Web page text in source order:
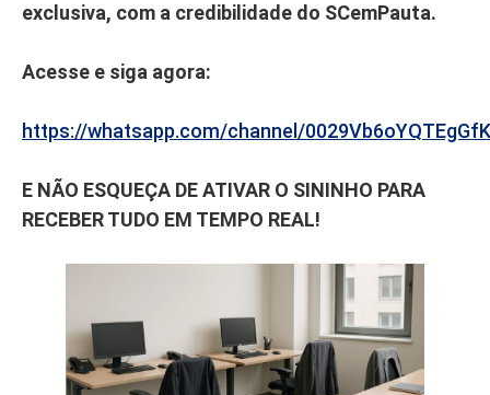
exclusiva, com a credibilidade do SCemPauta.
Acesse e siga agora:
https://whatsapp.com/channel/
E NÃO ESQUEÇA DE ATIVAR O SININHO PARA
RECEBER TUDO EM TEMPO REAL!